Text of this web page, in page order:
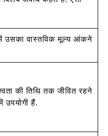
उसका वास्तविक मूल्य आंकने
की तिथि तक जीवित रहने
उपयोगी हैं.